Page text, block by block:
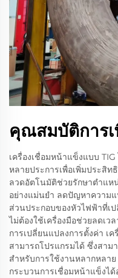
คุณสมบัติการ
เครื่องเชื่อมหน้าแข็งแบบ
หลายประการเพื่อเพิ่มประสิ
ลวดอัตโนมัติช่วยรักษาตำแห
อย่างแม่นยำ ลดปัญหาความ
ส่วนประกอบของหัวไฟฟ้าที่เ
ไม่ต้องใช้เครื่องมือช่วยลดเว
การเปลี่ยนแปลงการตั้งค่า เ
สามารถโปรแกรมได้ ซึ่งสาม
สำหรับการใช้งานหลากหลา
กระบวนการเชื่อมหน้าแข็งไ